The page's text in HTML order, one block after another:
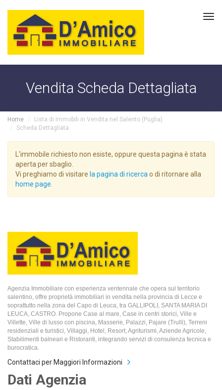
Vendita Scheda Dettagliata
Home
Lista di Immobili in Vendita nel Salento (Puglia)
Scheda Dettagliata
L'immobile richiesto non esiste, oppure questa pagina è stata
aperta per sbaglio.
Vi preghiamo di visitare la pagina di ricercao di ritornare alla
home page.
Agenzia Immobiliare con esperienza ventennale che opera sul territorio
salentino, offre proprietà immobiliari in vendita nella provincia di Lecce e
soprattutto nella zona del Capo di Leuca, tra GALLIPOLI, SANTA MARIA DI
LEUCA, CASTRO. Propone Case al mare, Case in centri storici, Ville e
Villette, Ville di lusso con piscina, Masserie, Palazzi, Pajare (Trulli), Terreni
residenziali e turistici, Villaggi, Hotel, Resort, Agriturismi, Aziende Agricole,
Stabilimenti balneari e Ristoranti, integrando servizi di consulenza tecnica e
burocratica.
Contattaci per Maggiori Informazioni
Dati Agenzia